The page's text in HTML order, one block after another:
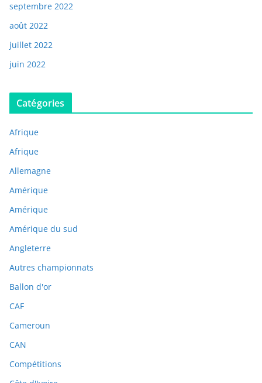
septembre 2022
août 2022
juillet 2022
juin 2022
Catégories
Afrique
Afrique
Allemagne
Amérique
Amérique
Amérique du sud
Angleterre
Autres championnats
Ballon d'or
CAF
Cameroun
CAN
Compétitions